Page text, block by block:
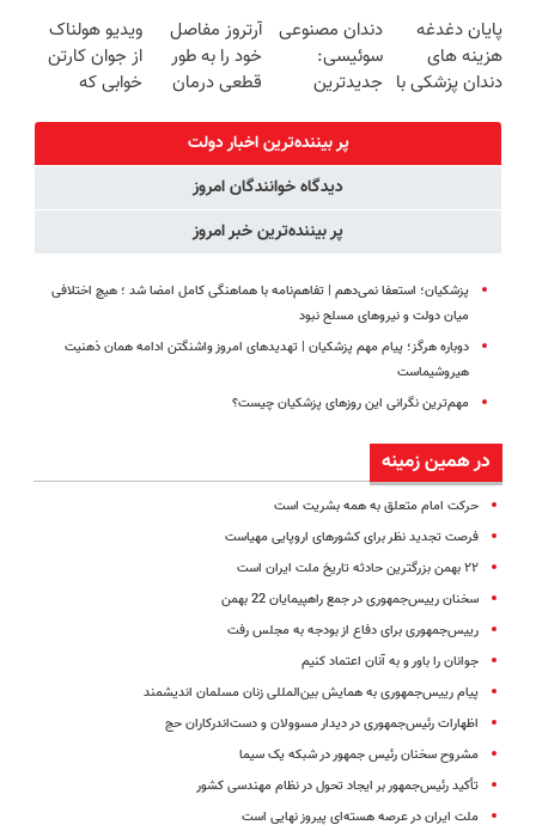
برگردون
(40%off)
در باشگاه
انقلاب
روزه ساخت!
پایان دغدغه
هزینه های
دندان پزشکی با
دندان مصنوعی
سوئیسی:
جدیدترین
سبک و مقاوم |
پرداخت قسطی
آرتروز مفاصل
خود را به طور
قطعی درمان
◗پرسش‌نامه◖
ویدیو هولناک
از جوان کارتن
خوابی که
پر بیننده‌ترین اخبار دولت
دیدگاه خوانندگان امروز
پر بیننده‌ترین خبر امروز
پزشکیان؛ استعفا نمی‌دهم | تفاهم‌نامه با هماهنگی کامل امضا شد ؛ هیچ اختلافی
میان دولت و نیروهای مسلح نبود
دوباره هرگز؛ پیام مهم پزشکیان | تهدیدهای امروز واشنگتن ادامه همان ذهنیت
هیروشیماست
مهم‌ترین نگرانی‌ این روزهای پزشکیان چیست؟
در همین زمینه
حرکت امام متعلق به همه بشریت است
فرصت تجدید نظر برای کشورهای اروپایی مهیاست
۲۲‬ بهمن بزرگترین حادثه تاریخ ملت ایران است
سخنان رییس‌جمهوری در جمع راهپیمایان 22 بهمن
رییس‌جمهوری برای دفاع از بودجه به مجلس رفت
جوانان را باور و به آنان اعتماد کنیم
پیام رییس‌جمهوری به همایش بین‌المللی زنان مسلمان اندیشمند
اظهارات رئیس‌جمهوری در دیدار مسوولان و دست‌اندرکاران حج
مشروح سخنان رئیس جمهور در شبکه یک سیما
تأکید رئیس‌جمهور بر ایجاد تحول در نظام مهندسی کشور
ملت ایران در عرصه هسته‌ای پیروز نهایی است